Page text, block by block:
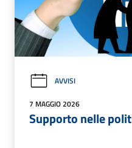
AVVISI
7 MAGGIO 2026
Supporto nelle